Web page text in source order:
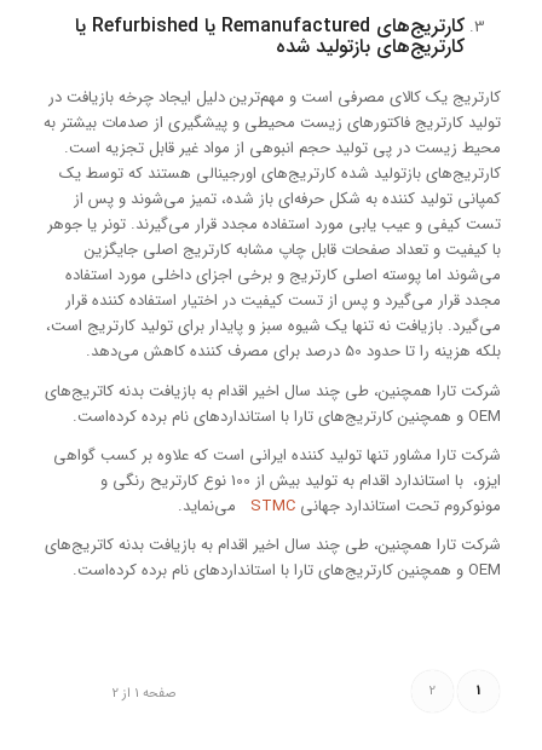
کارتریج‌های Remanufactured یا Refurbished یا
کارتریج‌های بازتولید شده
کارتریج یک کالای مصرفی است و مهم‌ترین دلیل ایجاد چرخه بازیافت در
تولید کارتریج فاکتورهای زیست محیطی و پیشگیری از صدمات بیشتر به
محیط زیست در پی تولید حجم انبوهی از مواد غیر قابل تجزیه است.
کارتریج‌های بازتولید شده کارتریج‌های اورجینالی هستند که توسط یک
کمپانی تولید کننده به شکل حرفه‌ای باز شده، تمیز می‌شوند و پس از
تست کیفی و عیب یابی مورد استفاده مجدد قرار می‌گیرند. تونر یا جوهر
با کیفیت و تعداد صفحات قابل چاپ مشابه کارتریج اصلی جایگزین
می‌شوند اما پوسته اصلی کارتریج و برخی اجزای داخلی مورد استفاده
مجدد قرار می‌گیرد و پس از تست کیفیت در اختیار استفاده کننده قرار
می‌گیرد. بازیافت نه تنها یک شیوه سبز و پایدار برای تولید کارتریج است،
بلکه هزینه را تا حدود 50 درصد برای مصرف کننده کاهش می‌دهد.
شرکت تارا همچنین، طی چند سال اخیر اقدام به بازیافت بدنه کاتریج‌های
OEM و همچنین کارتریج‌های تارا با استانداردهای نام برده کرده‌است.
شرکت تارا مشاور تنها تولید کننده ایرانی است که علاوه بر کسب گواهی
ایزو، با استاندارد اقدام به تولید بیش از 100 نوع کارتریح رنگی و
مونوکروم تحت استاندارد جهانی STMC می‌نماید.
شرکت تارا همچنین، طی چند سال اخیر اقدام به بازیافت بدنه کاتریج‌های
OEM و همچنین کارتریج‌های تارا با استانداردهای نام برده کرده‌است.
صفحه 1 از 2 1
2